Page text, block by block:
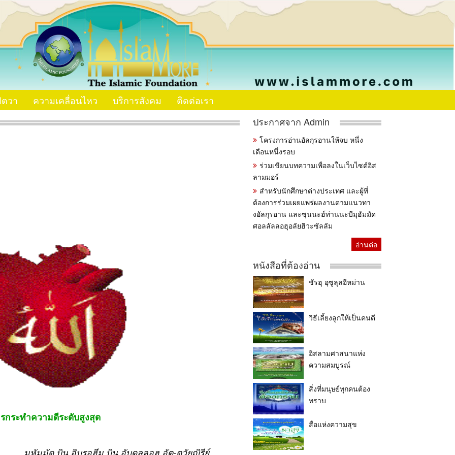
วา ความเคลื่อนไหว บริการสังคม ติดต่อเรา
กระทำความดีระดับสูงสุด
มุหัมมัด บิน อิบรอฮีม บิน อับดุลลอฮฺ อัต-ตุวัยญิรีย์
ประกาศจาก Admin
โครงการอ่านอัลกุรอานให้จบ หนึ่ง
เดือนหนึ่งรอบ
ร่วมเขียนบทความเพื่อลงในเว็บไซต์อิส
ลามมอร์
สำหรับนักศึกษาต่างประเทศ และผู้ที่
ต้องการร่วมเผยแพร่ผลงานตามแนวทา
งอัลกุรอาน และซุนนะฮ์ท่านนะบีมุฮัมมัด
ศอลลัลลอฮุอลัยฮิวะซัลลัม
อ่านต่อ
หนังสือที่ต้องอ่าน
ชัรฮุ อุซูลุลอีหม่าน
วิธีเลี้ยงลูกให้เป็นคนดี
อิสลามศาสนาแห่ง
ความสมบูรณ์
สิ่งที่มนุษย์ทุกคนต้อง
ทราบ
สื่อแห่งความสุข